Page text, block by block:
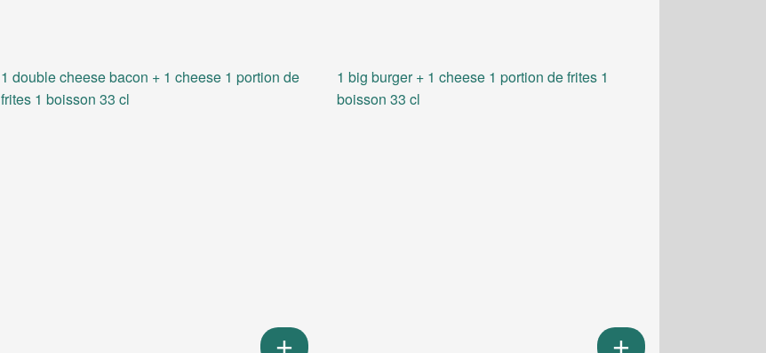
1 double cheese bacon + 1 cheese 1 portion de
frites 1 boisson 33 cl
1 big burger + 1 cheese 1 portion de frites 1
boisson 33 cl